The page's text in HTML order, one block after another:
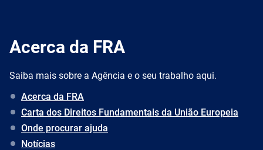
Acerca da FRA
Saiba mais sobre a Agência e o seu trabalho aqui.
Acerca da FRA
Carta dos Direitos Fundamentais da União Europeia
Onde procurar ajuda
Notícias